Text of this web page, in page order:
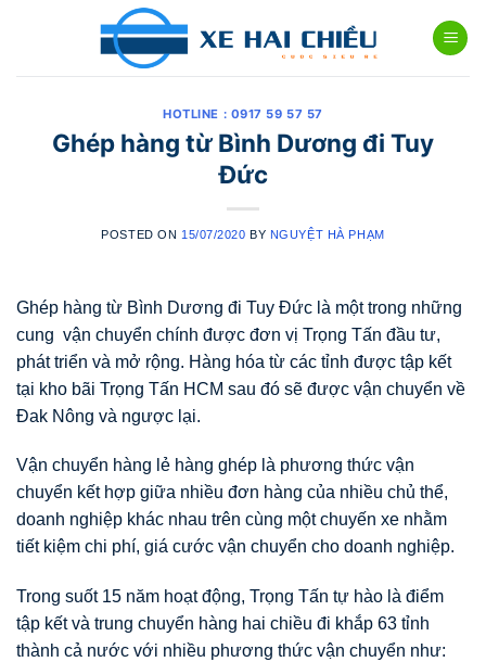
HOTLINE : 0917 59 57 57
Ghép hàng từ Bình Dương đi Tuy
Đức
POSTED ON 15/07/2020 BY NGUYỆT HÀ PHẠM
Ghép hàng từ Bình Dương đi Tuy Đức là một trong những
cung vận chuyển chính được đơn vị Trọng Tấn đầu tư,
phát triển và mở rộng. Hàng hóa từ các tỉnh được tập kết
tại kho bãi Trọng Tấn HCM sau đó sẽ được vận chuyển về
Đak Nông và ngược lại.
Vận chuyển hàng lẻ hàng ghép là phương thức vận
chuyển kết hợp giữa nhiều đơn hàng của nhiều chủ thể,
doanh nghiệp khác nhau trên cùng một chuyến xe nhằm
tiết kiệm chi phí, giá cước vận chuyển cho doanh nghiệp.
Trong suốt 15 năm hoạt động, Trọng Tấn tự hào là điểm
tập kết và trung chuyển hàng hai chiều đi khắp 63 tỉnh
thành cả nước với nhiều phương thức vận chuyển như: